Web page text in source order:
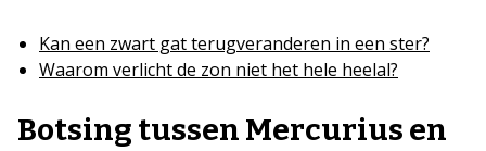
Kan een zwart gat terugveranderen in een ster?
Waarom verlicht de zon niet het hele heelal?
Botsing tussen Mercurius en